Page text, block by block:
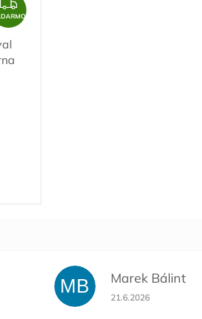
A
5 z 5 hviezdičiek.
MB Marek Bálint
Hodnotenie
21.6.2026